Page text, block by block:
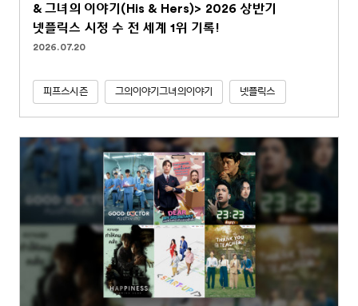
& 그녀의 이야기(His & Hers)> 2026 상반기
넷플릭스 시청 수 전 세계 1위 기록!
2026.07.20
피프스시즌 그의이야기그녀의이야기 넷플릭스